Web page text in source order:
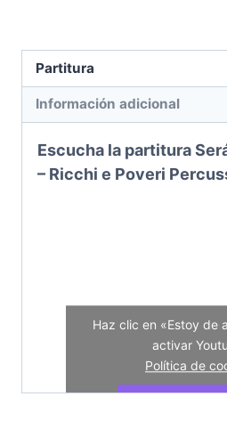
Partitura
Información adicional
Escucha la partitura
– Ricchi e Poveri
Haz clic en «Estoy de
activar
Política de